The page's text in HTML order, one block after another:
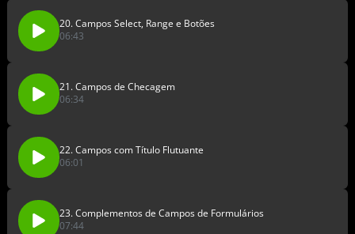
20. Campos Select, Range e Botões
06:43
21. Campos de Checagem
06:34
22. Campos com Título Flutuante
06:01
23. Complementos de Campos de Formulários
07:44